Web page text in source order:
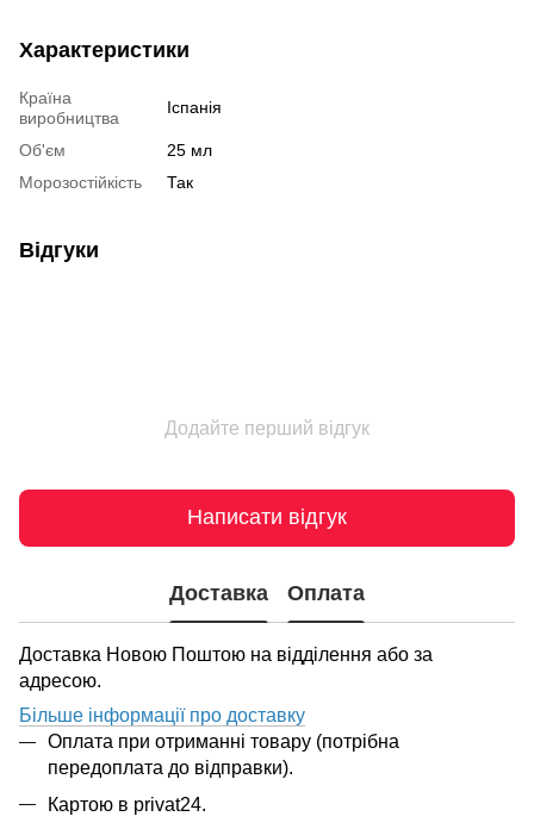
Характеристики
Країна
виробництва
Іспанія
Об'єм
25 мл
Морозостійкість
Так
Відгуки
Додайте перший відгук
Написати відгук
Доставка Оплата
Доставка Новою Поштою на відділення або за
адресою.
Більше інформації про доставку
Оплата при отриманні товару (потрібна
передоплата до відправки).
Картою в privat24.